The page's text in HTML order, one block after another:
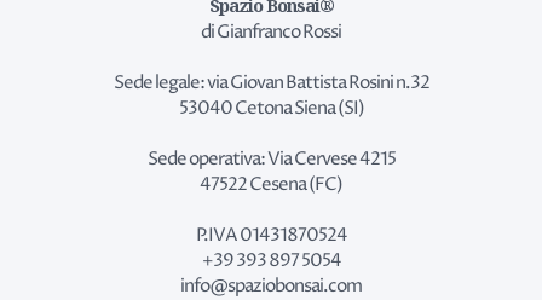
di Gianfranco Rossi
Sede legale: via Giovan Battista Rosini n.32
53040 Cetona Siena (SI)
Sede operativa: Via Cervese 4215
47522 Cesena (FC)
P.IVA 01431870524
+39 393 897 5054
info@spaziobonsai.com